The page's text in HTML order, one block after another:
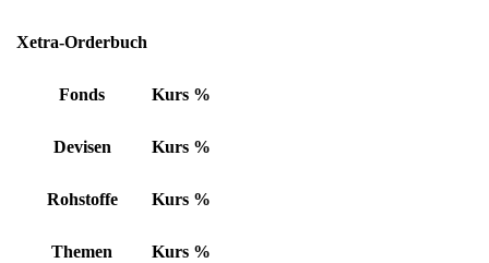
Xetra-Orderbuch
Fonds Kurs %
Devisen Kurs %
Rohstoffe Kurs %
Themen Kurs %